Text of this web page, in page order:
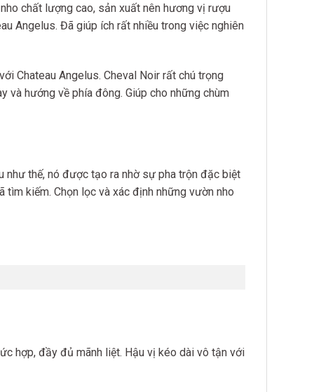
chất lượng cao, sản xuất nên hương vị rượu
Angelus. Đã giúp ích rất nhiều trong việc nghiên
Chateau Angelus. Cheval Noir rất chú trọng
hướng về phía đông. Giúp cho những chùm
như thế, nó được tạo ra nhờ sự pha trộn đặc biệt
kiếm. Chọn lọc và xác định những vườn nho
hợp, đầy đủ mãnh liệt. Hậu vị kéo dài vô tận với